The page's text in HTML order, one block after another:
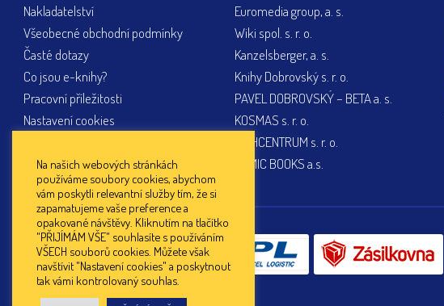
Nakladatelství
Všeobecné obchodní podmínky
Časté dotazy
Co jsou e-knihy?
Pracovní příležitosti
Nastavení cookies
Euromedia group, a. s.
Wiki spol. s. r. o.
Kanzelsberger, a. s.
Knihy Dobrovský s. r. o.
PAVEL DOBROVSKÝ – BETA a. s.
KOSMAS s. r. o.
KNIHCENTRUM s. r. o.
PEMIC BOOKS a.s.
Doprava:
Na našich webových stránkách
používáme soubory cookies, abychom
vám poskytli relevantní služby tím, že si
zapamatujeme vaše preference a
opakované návštěvy. Kliknutím na tlačítko
"PŘIJÍMÁM VŠE" souhlasíte s používáním
VŠECH souborů cookies. Můžete však
navštívit "Nastavení cookies" a poskytnout
tak vámi kontrolovaný souhlas.